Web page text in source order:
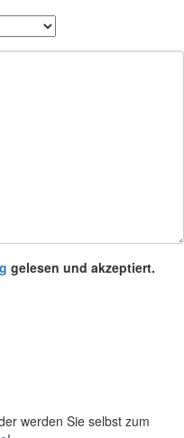
gelesen und akzeptiert.
werden Sie selbst zum